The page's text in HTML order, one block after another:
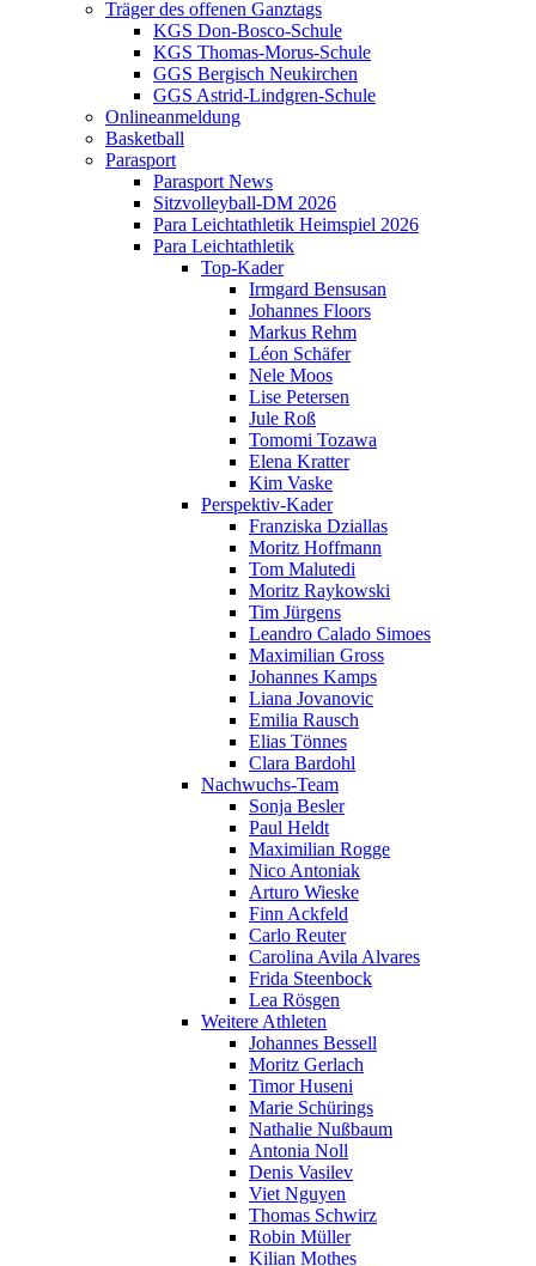
Träger des offenen Ganztags
KGS Don-Bosco-Schule
KGS Thomas-Morus-Schule
GGS Bergisch Neukirchen
GGS Astrid-Lindgren-Schule
Onlineanmeldung
Basketball
Parasport
Parasport News
Sitzvolleyball-DM 2026
Para Leichtathletik Heimspiel 2026
Para Leichtathletik
Top-Kader
Irmgard Bensusan
Johannes Floors
Markus Rehm
Léon Schäfer
Nele Moos
Lise Petersen
Jule Roß
Tomomi Tozawa
Elena Kratter
Kim Vaske
Perspektiv-Kader
Franziska Dziallas
Moritz Hoffmann
Tom Malutedi
Moritz Raykowski
Tim Jürgens
Leandro Calado Simoes
Maximilian Gross
Johannes Kamps
Liana Jovanovic
Emilia Rausch
Elias Tönnes
Clara Bardohl
Nachwuchs-Team
Sonja Besler
Paul Heldt
Maximilian Rogge
Nico Antoniak
Arturo Wieske
Finn Ackfeld
Carlo Reuter
Carolina Avila Alvares
Frida Steenbock
Lea Rösgen
Weitere Athleten
Johannes Bessell
Moritz Gerlach
Timor Huseni
Marie Schürings
Nathalie Nußbaum
Antonia Noll
Denis Vasilev
Viet Nguyen
Thomas Schwirz
Robin Müller
Kilian Mothes